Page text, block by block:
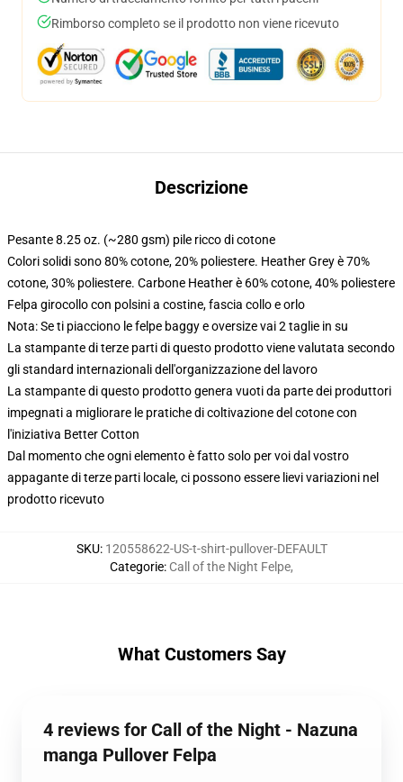
Rimborso completo se il prodotto non viene ricevuto
Descrizione
Pesante 8.25 oz. (~280 gsm) pile ricco di cotone
Colori solidi sono 80% cotone, 20% poliestere. Heather Grey è 70%
cotone, 30% poliestere. Carbone Heather è 60% cotone, 40% poliestere
Felpa girocollo con polsini a costine, fascia collo e orlo
Nota: Se ti piacciono le felpe baggy e oversize vai 2 taglie in su
La stampante di terze parti di questo prodotto viene valutata secondo
gli standard internazionali dell'organizzazione del lavoro
La stampante di questo prodotto genera vuoti da parte dei produttori
impegnati a migliorare le pratiche di coltivazione del cotone con
l'iniziativa Better Cotton
Dal momento che ogni elemento è fatto solo per voi dal vostro
appagante di terze parti locale, ci possono essere lievi variazioni nel
prodotto ricevuto
SKU: 120558622-US-t-shirt-pullover-DEFAULT
Categorie: Call of the Night Felpe,
What Customers Say
4 reviews for Call of the Night - Nazuna
manga Pullover Felpa